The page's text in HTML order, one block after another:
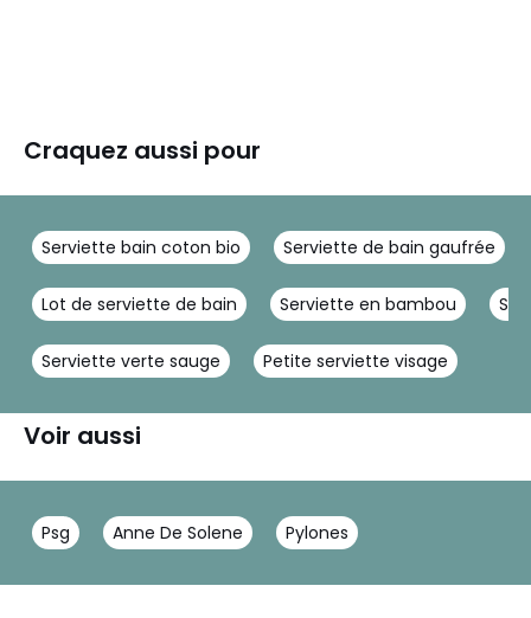
Craquez aussi pour
Serviette bain coton bio Serviette de bain gaufrée
Lot de serviette de bain Serviette en bambou
Serviette verte sauge Petite serviette visage
Voir aussi
Psg Anne De Solene Pylones